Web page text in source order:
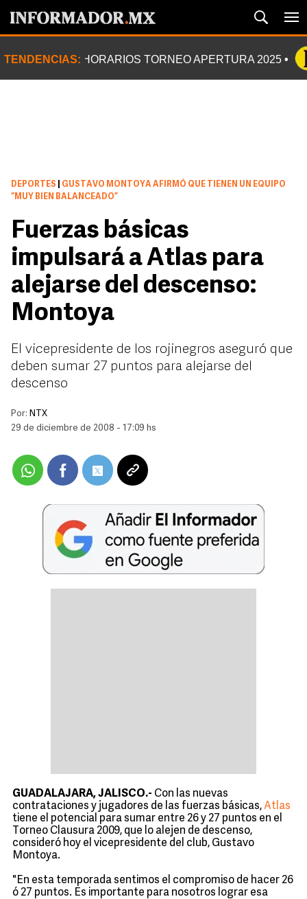
TENDENCIAS: HORARIOS TORNEO APERTURA 2025
DEPORTES
GUSTAVO MONTOYA AFIRMÓ QUE TIENEN UN EQUIPO
“MUY BIEN BALANCEADO”
Fuerzas básicas
impulsará a Atlas para
alejarse del descenso:
Montoya
El vicepresidente de los rojinegros aseguró que
deben sumar 27 puntos para alejarse del
descenso
Por: NTX
29 de diciembre de 2008 - 17:09 hs
GUADALAJARA, JALISCO.- Con las nuevas
contrataciones y jugadores de las fuerzas básicas,Atlas
tiene el potencial para sumar entre 26 y 27 puntos en el
Torneo Clausura 2009, que lo alejen de descenso,
consideró hoy el vicepresidente del club, Gustavo
Montoya.
"En esta temporada sentimos el compromiso de hacer 26
ó 27 puntos. Es importante para nosotros lograr esa